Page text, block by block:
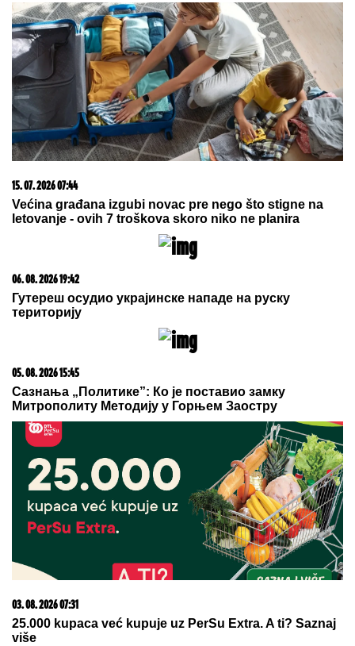
15. 07. 2026 07:44
Većina građana izgubi novac pre nego što stigne na
letovanje - ovih 7 troškova skoro niko ne planira
06. 08. 2026 19:42
Гутереш осудио украјинске нападе на руску
територију
05. 08. 2026 15:45
Сазнања „Политике”: Ко је поставио замку
Митрополиту Методију у Горњем Заостру
03. 08. 2026 07:31
25.000 kupaca već kupuje uz PerSu Extra. A ti? Saznaj
više